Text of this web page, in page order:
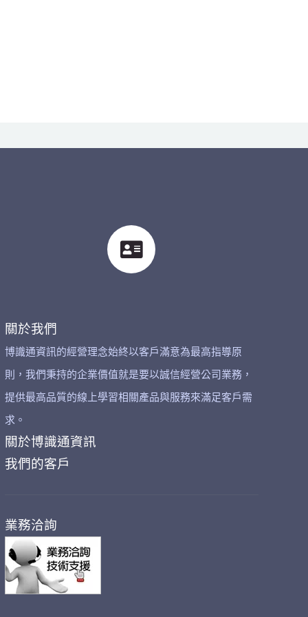
關於我們
博識通資訊的經營理念始終以客戶滿意為最高指導原
則，我們秉持的企業價值就是要以誠信經營公司業務，
提供最高品質的線上學習相關產品與服務來滿足客戶需
求。
關於博識通資訊
我們的客戶
業務洽詢